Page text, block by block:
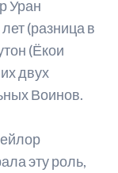
Уран
(разница в
(Ёкои
двух
Воинов.
эту роль,